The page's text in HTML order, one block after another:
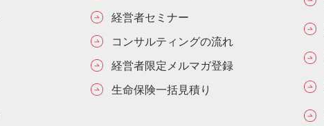
経営者セミナー
コンサルティングの流れ
経営者限定メルマガ登録
生命保険一括見積り